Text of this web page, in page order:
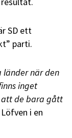
SD ett
parti.
länder när den
inget
att de bara gått
i en